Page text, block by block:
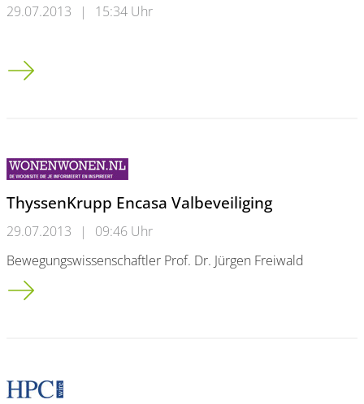
29.07.2013 | 15:34 Uhr
LHG Wuppertal stellt erneut AStA-Vorsitz
ThyssenKrupp Encasa Valbeveiliging
29.07.2013 |
09:46 Uhr
Bewegungswissenschaftler Prof. Dr. Jürgen Freiwald
ThyssenKrupp Encasa Valbeveiliging